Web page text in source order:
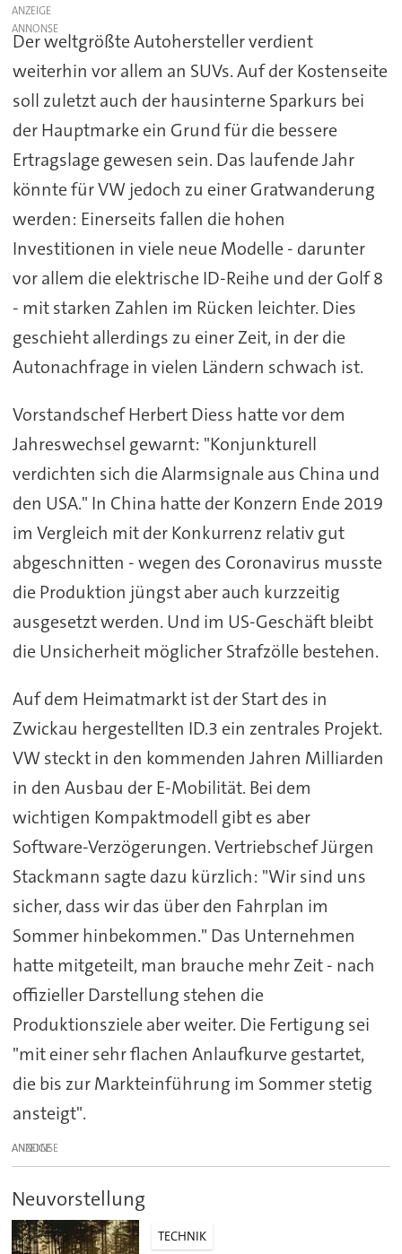
ANZEIGE
Der weltgrößte Autohersteller verdient
weiterhin vor allem an SUVs. Auf der Kostenseite
soll zuletzt auch der hausinterne Sparkurs bei
der Hauptmarke ein Grund für die bessere
Ertragslage gewesen sein. Das laufende Jahr
könnte für VW jedoch zu einer Gratwanderung
werden: Einerseits fallen die hohen
Investitionen in viele neue Modelle - darunter
vor allem die elektrische ID-Reihe und der Golf 8
- mit starken Zahlen im Rücken leichter. Dies
geschieht allerdings zu einer Zeit, in der die
Autonachfrage in vielen Ländern schwach ist.
Vorstandschef Herbert Diess hatte vor dem
Jahreswechsel gewarnt: "Konjunkturell
verdichten sich die Alarmsignale aus China und
den USA." In China hatte der Konzern Ende 2019
im Vergleich mit der Konkurrenz relativ gut
abgeschnitten - wegen des Coronavirus musste
die Produktion jüngst aber auch kurzzeitig
ausgesetzt werden. Und im US-Geschäft bleibt
die Unsicherheit möglicher Strafzölle bestehen.
Auf dem Heimatmarkt ist der Start des in
Zwickau hergestellten ID.3 ein zentrales Projekt.
VW steckt in den kommenden Jahren Milliarden
in den Ausbau der E-Mobilität. Bei dem
wichtigen Kompaktmodell gibt es aber
Software-Verzögerungen. Vertriebschef Jürgen
Stackmann sagte dazu kürzlich: "Wir sind uns
sicher, dass wir das über den Fahrplan im
Sommer hinbekommen." Das Unternehmen
hatte mitgeteilt, man brauche mehr Zeit - nach
offizieller Darstellung stehen die
Produktionsziele aber weiter. Die Fertigung sei
"mit einer sehr flachen Anlaufkurve gestartet,
die bis zur Markteinführung im Sommer stetig
ansteigt".
ANZEIGE
Neuvorstellung
TECHNIK